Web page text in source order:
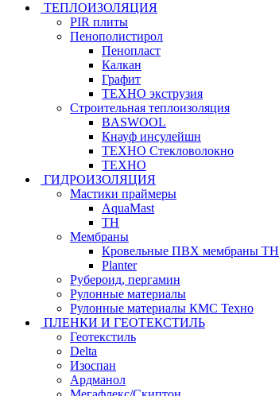
ТЕПЛОИЗОЛЯЦИЯ
PIR плиты
Пенополистирол
Пенопласт
Калкан
Графит
ТЕХНО экструзия
Строительная теплоизоляция
BASWOOL
Кнауф инсулейшн
ТЕХНО Стекловолокно
ТЕХНО
ГИДРОИЗОЛЯЦИЯ
Мастики праймеры
AquaMast
ТН
Мембраны
Кровельные ПВХ мембраны ТН
Planter
Рубероид, пергамин
Рулонные материалы
Рулонные материалы КМС Техно
ПЛЕНКИ И ГЕОТЕКСТИЛЬ
Геотекстиль
Delta
Изоспан
Ардманол